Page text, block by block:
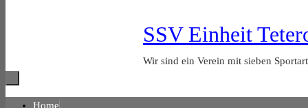
SSV Einheit
Wir sind ein Verein mit sieben
Zum
Home